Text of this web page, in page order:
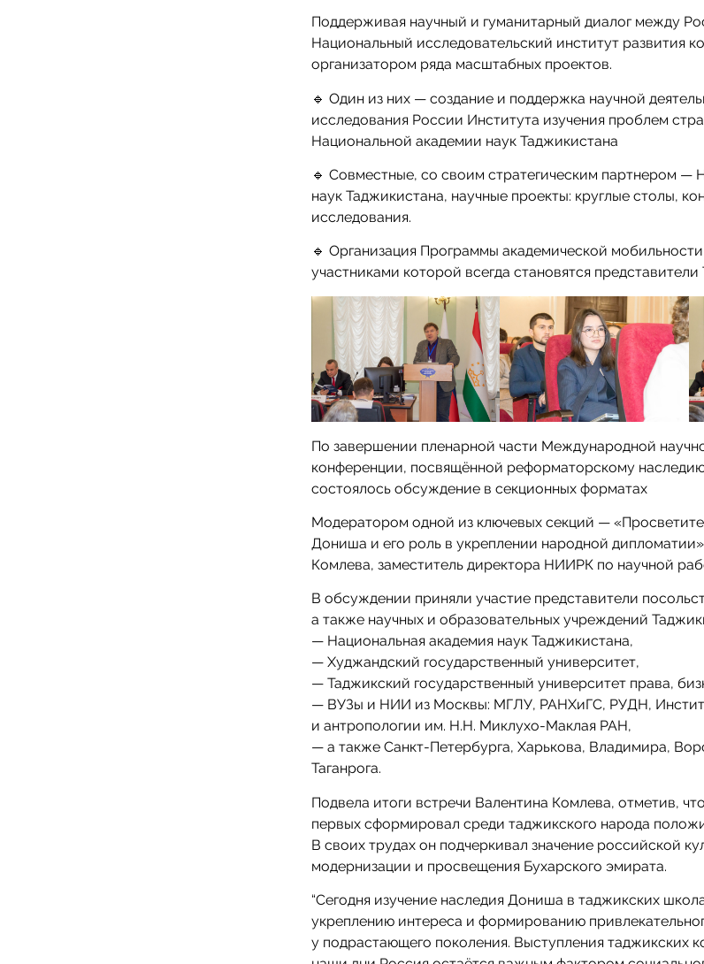
Поддерживая научный и гуманитарный диалог между
Национальный исследовательский институт развития
организатором ряда масштабных проектов.
🔹 Один из них — создание и поддержка научной
исследования России Института изучения проблем
Национальной академии наук Таджикистана
🔹 Совместные, со своим стратегическим партнером —
наук Таджикистана, научные проекты: круглые столы,
исследования.
🔹 Организация Программы академической
участниками которой всегда становятся
По завершении пленарной части Международной
конференции, посвящённой реформаторскому
состоялось обсуждение в секционных форматах
Модератором одной из ключевых секций —
Дониша и его роль в укреплении народной
Комлева, заместитель директора НИИРК по научной
В обсуждении приняли участие представители
а также научных и образовательных учреждений
— Национальная академия наук Таджикистана,
— Худжандский государственный университет,
— Таджикский государственный университет права,
— ВУЗы и НИИ из Москвы: МГЛУ, РАНХиГС, РУДН,
и антропологии им. Н.Н. Миклухо-Маклая РАН,
— а также Санкт-Петербурга, Харькова, Владимира,
Таганрога.
Подвела итоги встречи Валентина Комлева, отметив,
первых сформировал среди таджикского народа
В своих трудах он подчеркивал значение российской
модернизации и просвещения Бухарского эмирата.
“Сегодня изучение наследия Дониша в таджикских
укреплению интереса и формированию
у подрастающего поколения. Выступления таджикских